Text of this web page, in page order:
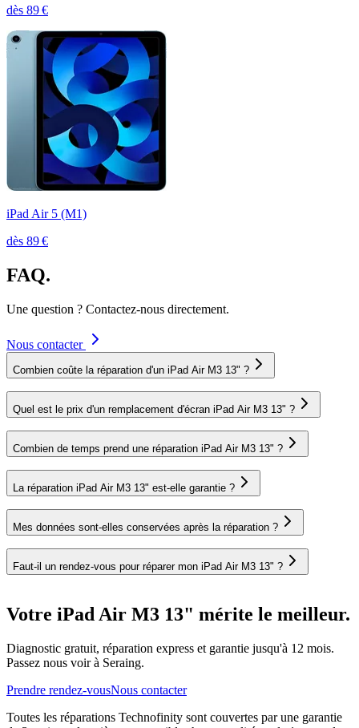
dès 89€
iPad Air 5 (M1)
dès 89€
FAQ.
Une question ? Contactez-nous directement.
Nous contacter
Combien coûte la réparation d'un iPad Air M3 13" ?
Quel est le prix d'un remplacement d'écran iPad Air M3 13" ?
Combien de temps prend une réparation iPad Air M3 13" ?
La réparation iPad Air M3 13" est-elle garantie ?
Mes données sont-elles conservées après la réparation ?
Faut-il un rendez-vous pour réparer mon iPad Air M3 13" ?
Votre iPad Air M3 13" mérite le meilleur.
Diagnostic gratuit, réparation express et garantie jusqu'à 12 mois.
Passez nous voir à Seraing.
Prendre rendez-vousNous contacter
Toutes les réparations Technofinity sont couvertes par une garantie